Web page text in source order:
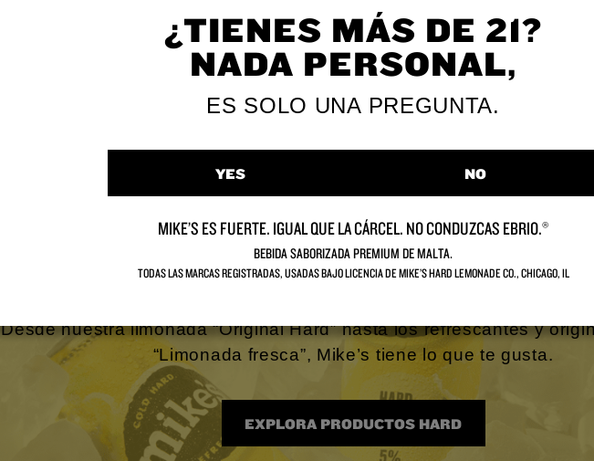
¿TIENES MÁS DE 21?
NADA PERSONAL,
ES SOLO UNA PREGUNTA.
YES NO
MIKE’S ES FUERTE. IGUAL QUE LA CÁRCEL. NO CONDUZCAS EBRIO.®
BEBIDA SABORIZADA PREMIUM DE MALTA.
TODAS LAS MARCAS REGISTRADAS, USADAS BAJO LICENCIA DE MIKE’S HARD LEMONADE CO., CHICAGO, IL
VER TODOS LOS SABORES
¡Prueba la
ORIGINAL DE
Desde nuestra limonada “Original Hard” hasta los refrescantes y
“Limonada fresca”, Mike’s tiene lo que te gusta.
EXPLORA PRODUCTOS HARD